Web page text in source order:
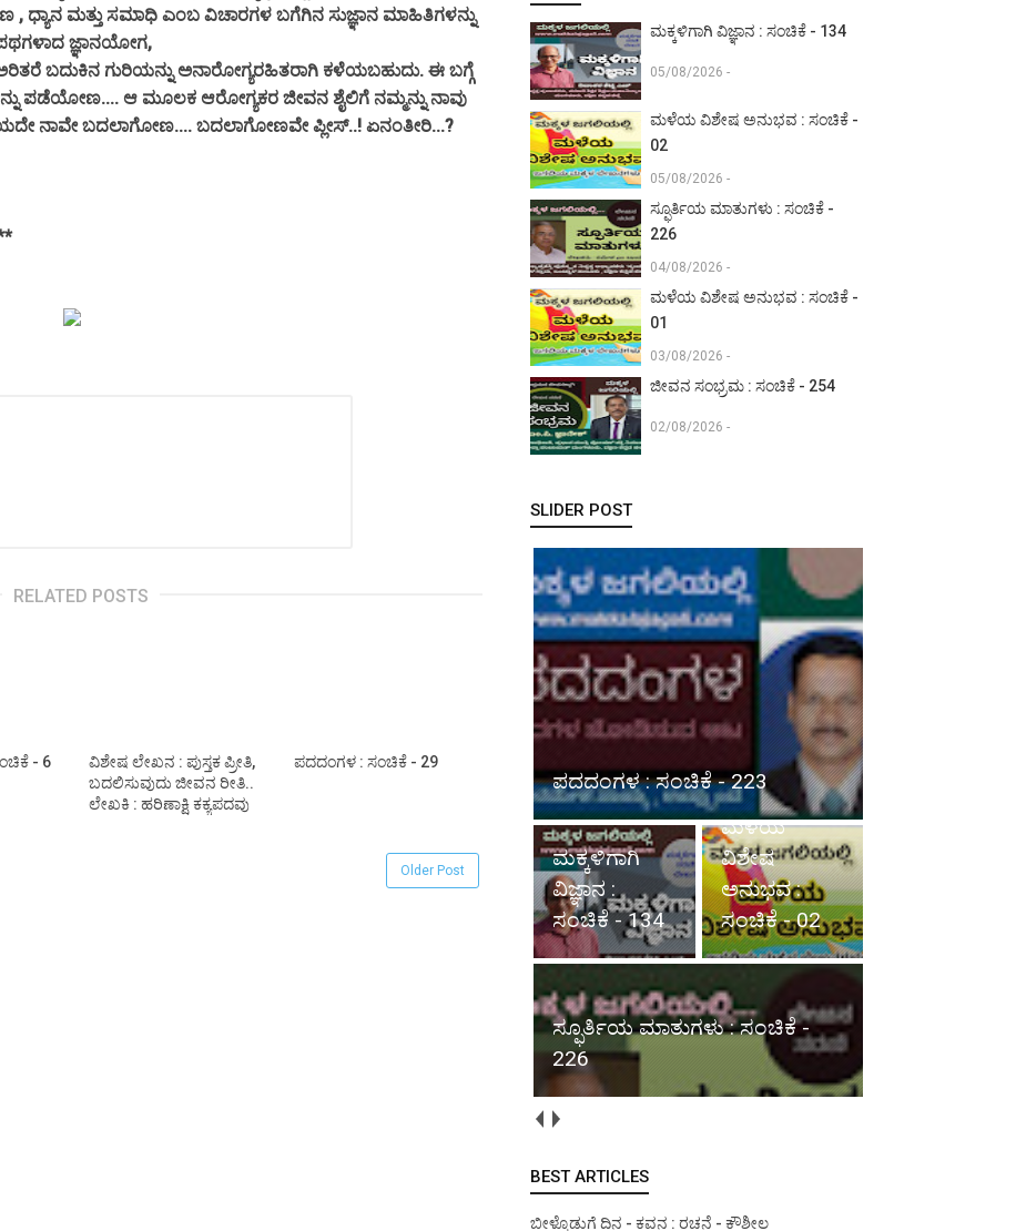
ಧ್ಯಾನ ಮತ್ತು ಸಮಾಧಿ ಎಂಬ ವಿಚಾರಗಳ ಬಗೆಗಿನ ಸುಜ್ಞಾನ ಮಾಹಿತಿಗಳನ್ನು
ಜ್ಞಾನಯೋಗ,
ಬದುಕಿನ ಗುರಿಯನ್ನು ಅನಾರೋಗ್ಯರಹಿತರಾಗಿ ಕಳೆಯಬಹುದು. ಈ ಬಗ್ಗೆ
ಪಡೆಯೋಣ.... ಆ ಮೂಲಕ ಆರೋಗ್ಯಕರ ಜೀವನ ಶೈಲಿಗೆ ನಮ್ಮನ್ನು ನಾವು
ನಾವೇ ಬದಲಾಗೋಣ.... ಬದಲಾಗೋಣವೇ ಪ್ಲೀಸ್..! ಏನಂತೀರಿ...?
RELATED POSTS
- 6
ವಿಶೇಷ ಲೇಖನ : ಪುಸ್ತಕ ಪ್ರೀತಿ,
ಬದಲಿಸುವುದು ಜೀವನ ರೀತಿ..
ಲೇಖಕಿ : ಹರಿಣಾಕ್ಷಿ ಕಕ್ಯಪದವು
ಪದದಂಗಳ : ಸಂಚಿಕೆ - 29
Older Post
ಮಕ್ಕಳಿಗಾಗಿ ವಿಜ್ಞಾನ : ಸಂಚಿಕೆ - 134
05/08/2026 -
ಮಳೆಯ ವಿಶೇಷ ಅನುಭವ : ಸಂಚಿಕೆ -
02
05/08/2026 -
ಸ್ಫೂರ್ತಿಯ ಮಾತುಗಳು : ಸಂಚಿಕೆ -
226
04/08/2026 -
ಮಳೆಯ ವಿಶೇಷ ಅನುಭವ : ಸಂಚಿಕೆ -
01
03/08/2026 -
ಜೀವನ ಸಂಭ್ರಮ : ಸಂಚಿಕೆ - 254
02/08/2026 -
SLIDER POST
ಪದದಂಗಳ : ಸಂಚಿಕೆ - 223
ಮಕ್ಕಳಿಗಾಗಿ
ವಿಜ್ಞಾನ :
ಸಂಚಿಕೆ - 134
ಮಳೆಯ
ವಿಶೇಷ
ಅನುಭವ :
ಸಂಚಿಕೆ - 02
ಸ್ಫೂರ್ತಿಯ ಮಾತುಗಳು : ಸಂಚಿಕೆ -
226
BEST ARTICLES
ಬೀಳ್ಕೊಡುಗೆ ದಿನ - ಕವನ : ರಚನೆ - ಕೌಶೀಲ